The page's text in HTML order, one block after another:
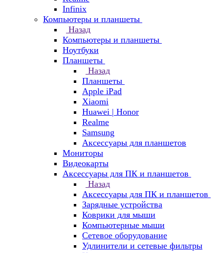
Infinix
Компьютеры и планшеты
Назад
Компьютеры и планшеты
Ноутбуки
Планшеты
Назад
Планшеты
Apple iPad
Xiaomi
Huawei | Honor
Realme
Samsung
Аксессуары для планшетов
Мониторы
Видеокарты
Аксессуары для ПК и планшетов
Назад
Аксессуары для ПК и планшетов
Зарядные устройства
Коврики для мыши
Компьютерные мыши
Сетевое оборудование
Удлинители и сетевые фильтры